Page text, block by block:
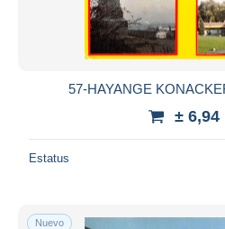
57-HAYANGE
± 6,94
Estatus
Nuevo